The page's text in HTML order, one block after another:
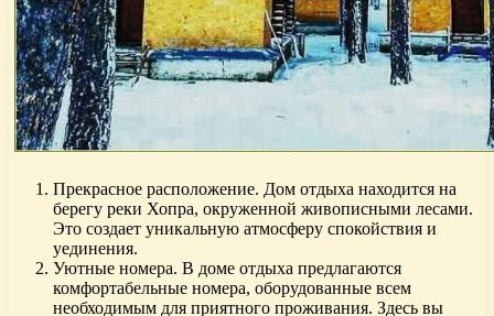
Прекрасное расположение. Дом отдыха находится на
берегу реки Хопра, окруженной живописными лесами.
Это создает уникальную атмосферу спокойствия и
уединения.
Уютные номера. В доме отдыха предлагаются
комфортабельные номера, оборудованные всем
необходимым для приятного проживания. Здесь вы